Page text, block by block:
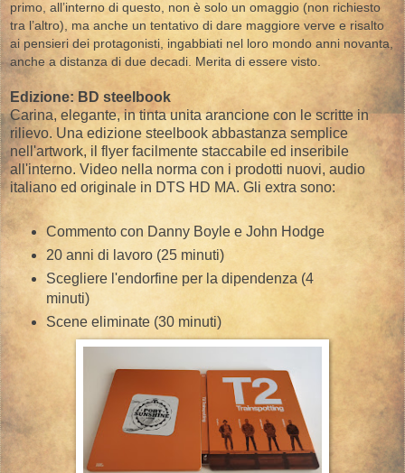
primo, all’interno di questo, non è solo un omaggio (non richiesto
tra l’altro), ma anche un tentativo di dare maggiore verve e risalto
ai pensieri dei protagonisti, ingabbiati nel loro mondo anni novanta,
anche a distanza di due decadi. Merita di essere visto.
Edizione: BD steelbook
Carina, elegante, in tinta unita arancione con le scritte in
rilievo. Una edizione steelbook abbastanza semplice
nell'artwork, il flyer facilmente staccabile ed inseribile
all'interno. Video nella norma con i prodotti nuovi, audio
italiano ed originale in DTS HD MA. Gli extra sono:
Commento con Danny Boyle e John Hodge
20 anni di lavoro (25 minuti)
Scegliere l'endorfine per la dipendenza (4
minuti)
Scene eliminate (30 minuti)